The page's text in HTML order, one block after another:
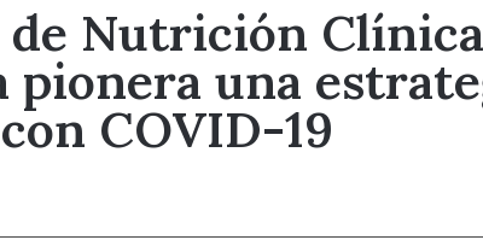
de Nutrición
pionera una
COVID-19